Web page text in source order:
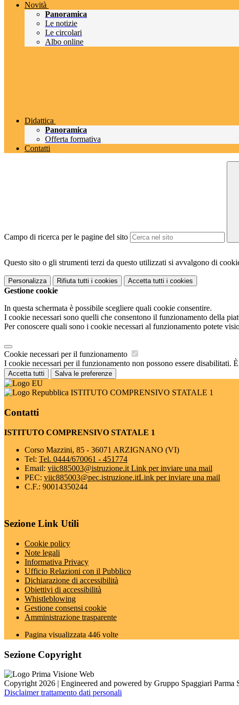
Novità
Panoramica
Le notizie
Le circolari
Albo online
Didattica
Panoramica
Offerta formativa
Contatti
Campo di ricerca per le pagine del sito
Questo sito o gli strumenti terzi da questo utilizzati si avvalgono di
Personalizza Rifiuta tutti i cookies Accetta tutti i cookies
Gestione cookie
In questa schermata è possibile scegliere quali cookie consentire.
I cookie necessari sono quelli che consentono il funzionamento della
Per conoscere quali sono i cookie necessari al funzionamento potete
Cookie necessari per il funzionamento
I cookie necessari per il funzionamento non possono essere disabilitati.
Accetta tutti Salva le preferenze
ISTITUTO COMPRENSIVO STATALE 1
Contatti
ISTITUTO COMPRENSIVO STATALE 1
Corso Mazzini, 85 - 36071 ARZIGNANO (VI)
Tel: Tel. 0444/670061 - 451774
Email: viic885003@istruzione.it Link per inviare una mail
PEC: viic885003@pec.istruzione.itLink per inviare una mail
C.F.: 90014350244
Sezione Link Utili
Cookie policy
Note legali
Informativa Privacy
Ufficio Relazioni con il Pubblico
Dichiarazione di accessibilità
Obiettivi di accessibilità
Whistleblowing
Gestione consensi cookie
Amministrazione trasparente
Pagina visualizzata 446 volte
Sezione Copyright
Copyright 2026 | Engineered and powered by Gruppo Spaggiari
Disclaimer trattamento dati personali